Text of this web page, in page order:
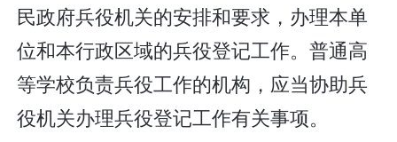
民政府兵役机关的安排和要求，办理本单
位和本行政区域的兵役登记工作。普通高
等学校负责兵役工作的机构，应当协助兵
役机关办理兵役登记工作有关事项。